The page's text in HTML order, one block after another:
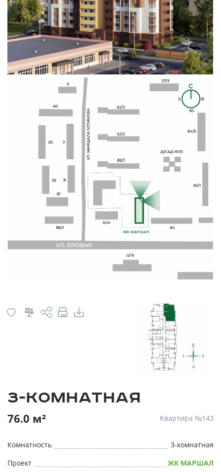
3-комнатная
76.0 м² Квартира №143
Комнатность
3-комнатная
Проект
ЖК МАРШАЛ